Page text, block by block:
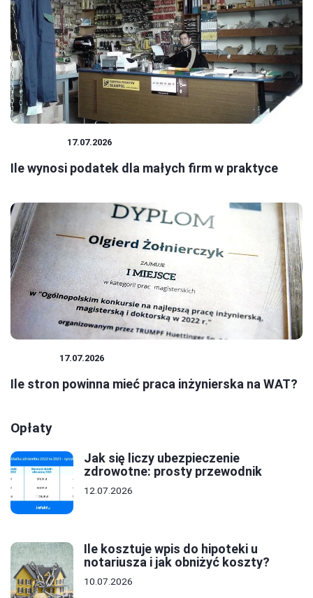
17.07.2026
Ile wynosi podatek dla małych firm w praktyce
17.07.2026
Ile stron powinna mieć praca inżynierska na WAT?
Opłaty
Jak się liczy ubezpieczenie
zdrowotne: prosty przewodnik
12.07.2026
Ile kosztuje wpis do hipoteki u
notariusza i jak obniżyć koszty?
10.07.2026